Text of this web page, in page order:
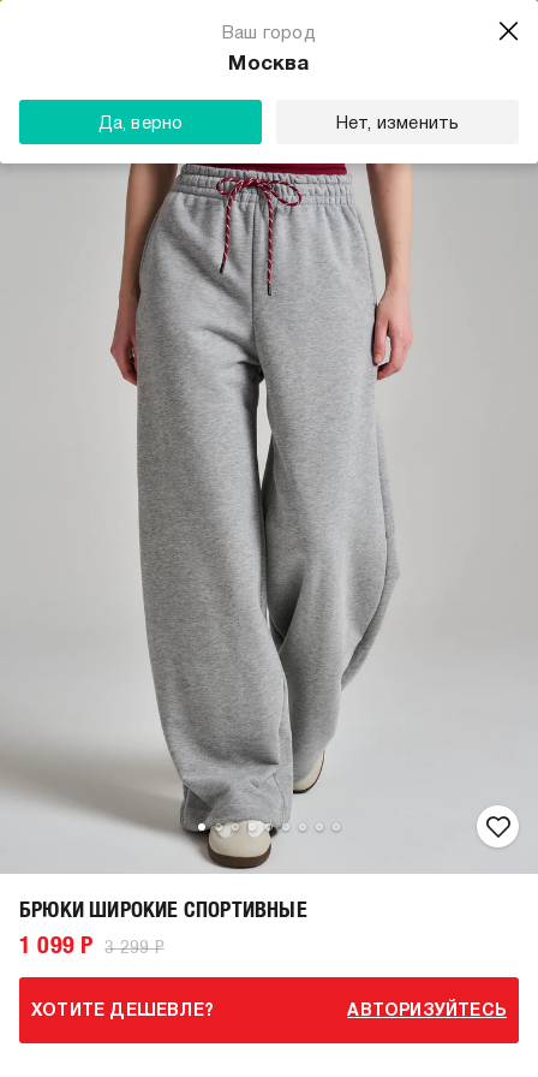
Ваш город
Москва
Да, верно Нет, изменить
БРЮКИ ШИРОКИЕ СПОРТИВНЫЕ
1 099 Р 3 299 Р
ХОТИТЕ ДЕШЕВЛЕ? АВТОРИЗУЙТЕСЬ
Магазин одежды для тебя